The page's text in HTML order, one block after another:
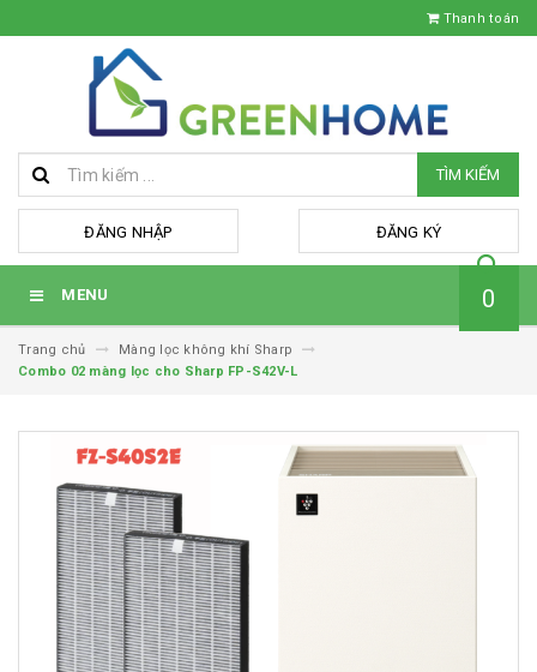
Thanh toán
TÌM KIẾM
ĐĂNG NHẬP ĐĂNG KÝ
MENU 0
Trang chủ
Màng lọc không khí Sharp
Combo 02 màng lọc cho Sharp FP-S42V-L